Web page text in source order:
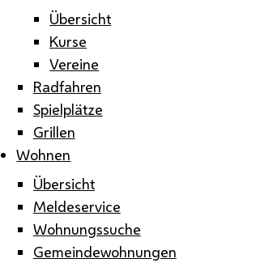
Übersicht
Kurse
Vereine
Radfahren
Spielplätze
Grillen
Wohnen
Übersicht
Meldeservice
Wohnungssuche
Gemeindewohnungen